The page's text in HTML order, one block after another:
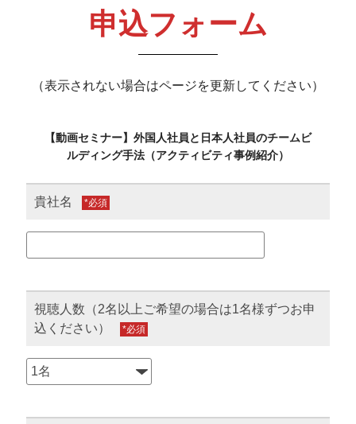
申込フォーム
（表示されない場合はページを更新してください）
【動画セミナー】外国人社員と日本人社員のチームビ
ルディング手法（アクティビティ事例紹介）
貴社名 *
視聴人数（2名以上ご希望の場合は1名様ずつお申
込ください）
*